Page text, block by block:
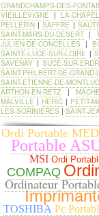
GRANDCHAMPS-DES-
VIEILLEVIGNE | LA-
PELLERIN |SAFFRE |
SAINT-MARS-DU-DESERT |
JULIEN-DE-CONCELLES |
SAINTE-LUCE-SUR-LOIRE |
SAVENAY |SUCE-SUR-
SAINT-PHILBERT-DE-GRAND-
SAINT-ETIENNE-DE-MONTLUC
ARTHON-EN-RETZ |
MALVILLE | HERIC | PETIT-
LES-SORINIERES | SAINT-
Ordi Portable
Portable
MSI Ordi
COMPAQ
Ordinateur
TOSHIBA Pc